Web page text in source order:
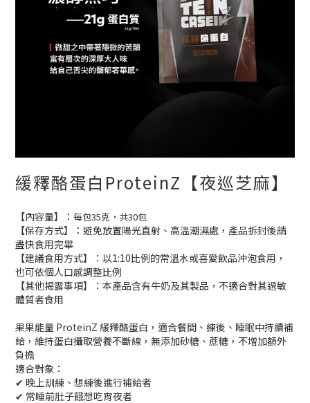
緩釋酪蛋白ProteinZ【夜巡芝麻】
【內容量】： 每包35克，共30包
【保存方式】：避免放置陽光直射、高溫潮濕處，產品拆封後請
盡快食用完畢
【建議食用方式】：以1:10比例的常溫水或喜愛飲品沖泡食用，
也可依個人口感調整比例
【其他揭露事項】：本產品含有牛奶及其製品，不適合對其過敏
體質者食用
果果能量 ProteinZ 緩釋酪蛋白，適合餐間、練後、睡眠中持續補
給，維持蛋白攝取營養不斷線，無添加砂糖、蔗糖，不增加額外
負擔
適合對象：
✔︎ 晚上訓練、想練後進行補給者
✔︎ 常睡前肚子餓想吃宵夜者